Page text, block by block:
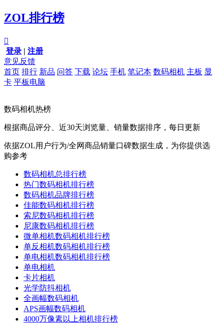
ZOL排行榜

登录 | 注册
意见反馈
首页 排行 新品 问答 下载 论坛 手机 笔记本 数码相机 主板 显
卡 平板电脑
数码相机热榜
根据商品评分、近30天浏览量、销量数据排序，每日更新
依据ZOL用户行为/全网商品销量口碑数据生成，为你提供选
购参考
数码相机总排行榜
热门数码相机排行榜
数码相机品牌排行榜
佳能数码相机排行榜
索尼数码相机排行榜
尼康数码相机排行榜
微单相机数码相机排行榜
单反相机数码相机排行榜
单电相机数码相机排行榜
单电相机
卡片相机
光学防抖相机
全画幅数码相机
APS画幅数码相机
4000万像素以上相机排行榜